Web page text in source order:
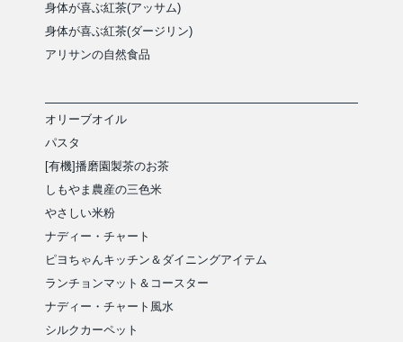
身体が喜ぶ紅茶(アッサム)
身体が喜ぶ紅茶(ダージリン)
アリサンの自然食品
オリーブオイル
パスタ
[有機]播磨園製茶のお茶
しもやま農産の三色米
やさしい米粉
ナディー・チャート
ピヨちゃんキッチン＆ダイニングアイテム
ランチョンマット＆コースター
ナディー・チャート風水
シルクカーペット